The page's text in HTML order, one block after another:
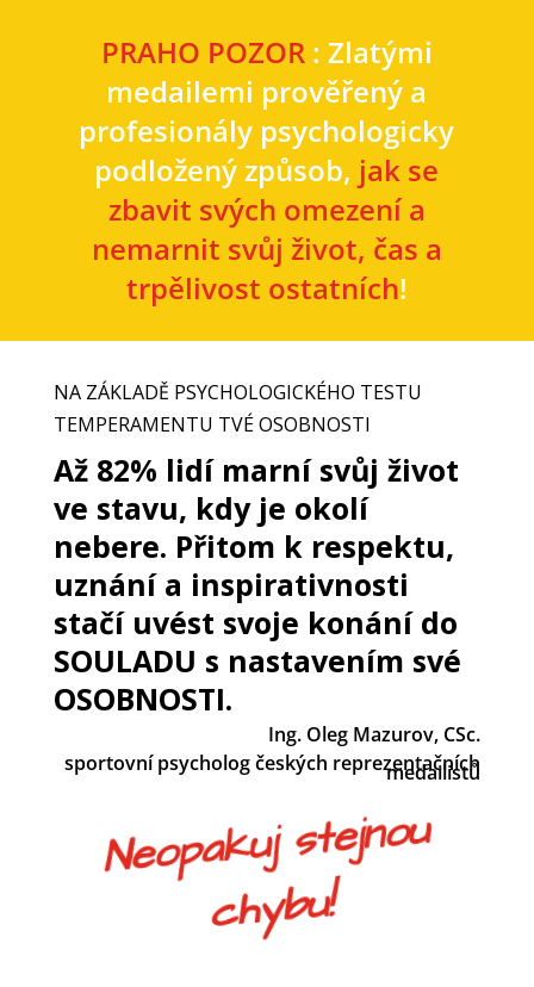
PRAHO POZOR: Zlatými
medailemi prověřený a
profesionály psychologicky
podložený způsob, jak se
zbavit svých omezení a
nemarnit svůj život, čas a
trpělivost ostatních!
NA ZÁKLADĚ PSYCHOLOGICKÉHO TESTU
TEMPERAMENTU TVÉ OSOBNOSTI
Až 82% lidí marní svůj život
ve stavu, kdy je okolí
nebere. Přitom k respektu,
uznání a inspirativnosti
stačí uvést svoje konání do
SOULADU s nastavením své
OSOBNOSTI.
Ing. Oleg Mazurov, CSc.
sportovní psycholog českých reprezentačních
medailistů
Neopakuj stejnou
chybu!